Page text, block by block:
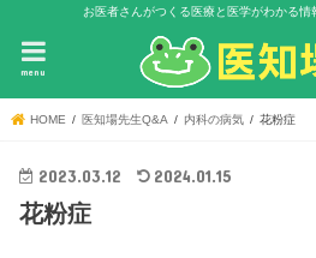
お医者さんがつくる医療と医学がわかる情
menu
HOME 医知場先生Q&A 内科の病気 花粉症
2023.03.12 2024.01.15
花粉症